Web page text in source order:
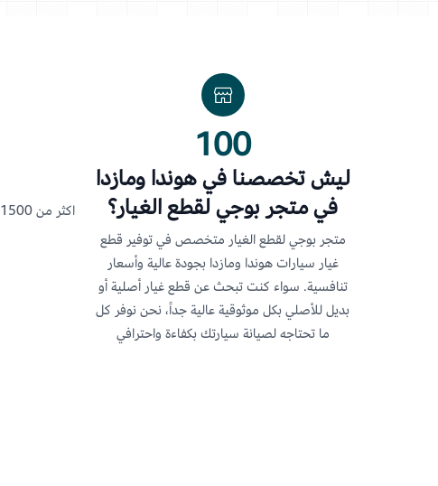
اكثر من 1500 منتج مختص في هوندا اكورد
100
ليش تخصصنا في هوندا ومازدا
في متجر بوجي لقطع الغيار؟
متجر بوجي لقطع الغيار متخصص في توفير قطع
غيار سيارات هوندا ومازدا بجودة عالية وأسعار
تنافسية. سواء كنت تبحث عن قطع غيار أصلية أو
بديل للأصلي بكل موثوقية عالية جداً، نحن نوفر كل
ما تحتاجه لصيانة سيارتك بكفاءة واحترافي